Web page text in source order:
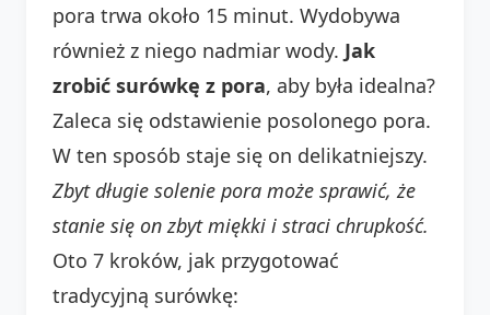
pora trwa około 15 minut. Wydobywa
również z niego nadmiar wody. Jak
zrobić surówkę z pora, aby była idealna?
Zaleca się odstawienie posolonego pora.
W ten sposób staje się on delikatniejszy.
Zbyt długie solenie pora może sprawić, że
stanie się on zbyt miękki i straci chrupkość.
Oto 7 kroków, jak przygotować
tradycyjną surówkę: